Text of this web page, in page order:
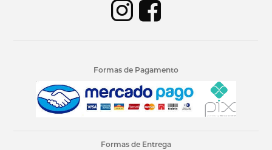
Formas de Pagamento
Formas de Entrega